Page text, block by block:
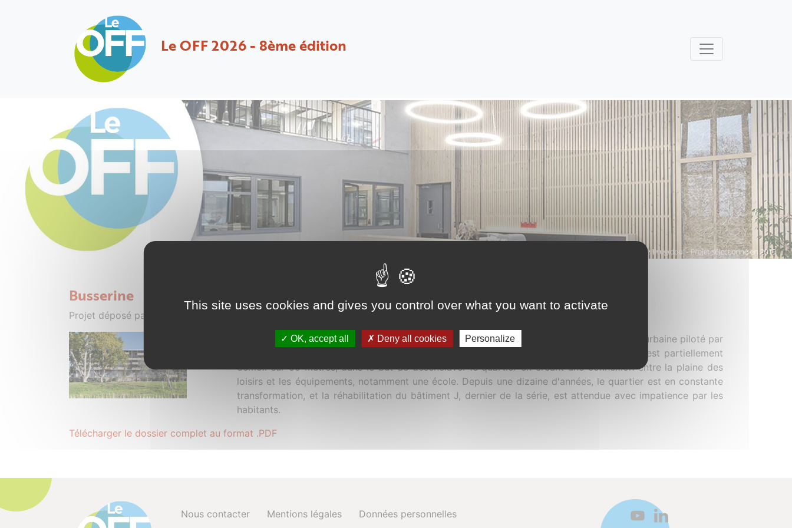
Le OFF 2026 - 8ème édition
Busserine
Projet déposé par Baldassari - 05 février 2025
Ce projet de réhabilitation s’inscrit dans le cadre d'un vaste programme de restructuration urbaine piloté par
l'ANRU. Le bâtiment J, une longue barre typique des grands ensembles des années 60, est partiellement
démoli sur 50 mètres, dans le but de désenclaver le quartier en créant une connexion entre la plaine des
loisirs et les équipements, notamment une école. Depuis une dizaine d'années, le quartier est en constante
transformation, et la réhabilitation du bâtiment J, dernier de la série, est attendue avec impatience par les
habitants.
Télécharger le dossier complet au format .PDF
Nous contacter Mentions légales Données personnelles
This site uses cookies and gives you control over what you want to activate
OK, accept all Deny all cookies Personalize